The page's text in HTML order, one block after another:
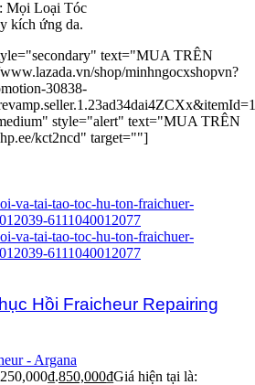
Mọi Loại Tóc
kích ứng da.
text="MUA TRÊN
shop/minhngocxshopvn?
30838-
style="alert" text="MUA TRÊN
kct2ncd" target=""]
Hồi Fraicheur Repairing
- Argana
850,000₫Giá hiện tại là: